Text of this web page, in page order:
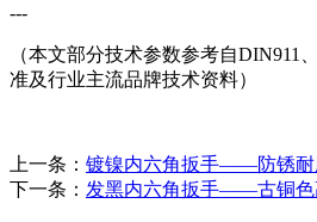
---
（本文部分技术参数参考自DIN911
准及行业主流品牌技术资料）
上一条： 镀镍内六角扳手——防锈耐
下一条： 发黑内六角扳手——古铜色